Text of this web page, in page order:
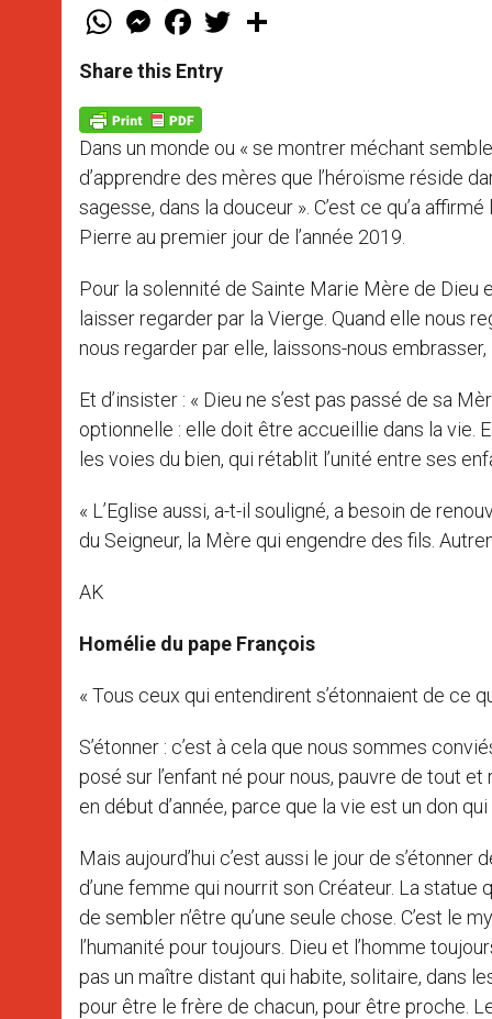
W
t
s
p
p
M
e
s
e
g
e
r
F
a
e
b
o
k
w
Share this Entry
Dans un monde ou « se montrer méchant
d’apprendre des mères que l’héroïsme réside
sagesse, dans la douceur ». C’est ce qu’a
Pierre au premier jour de l’année 2019.
Pour la solennité de Sainte Marie Mère de Dieu
laisser regarder par la Vierge. Quand elle nous
nous regarder par elle, laissons-nous
Et d’insister : « Dieu ne s’est pas passé de sa
optionnelle : elle doit être accueillie dans la vie.
les voies du bien, qui rétablit l’unité entre ses
« L’Eglise aussi, a-t-il souligné, a besoin de
du Seigneur, la Mère qui engendre des fils.
AK
Homélie du pape François
« Tous ceux qui entendirent s’étonnaient de ce
S’étonner : c’est à cela que nous sommes
posé sur l’enfant né pour nous, pauvre de tout et
en début d’année, parce que la vie est un don
Mais aujourd’hui c’est aussi le jour de
d’une femme qui nourrit son Créateur. La
de sembler n’être qu’une seule chose. C’est le
l’humanité pour toujours. Dieu et l’homme
pas un maître distant qui habite, solitaire, dans
pour être le frère de chacun, pour être proche.